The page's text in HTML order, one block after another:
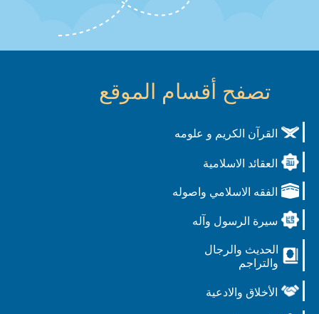
تصفح أقسام الموقع
القرآن الكريم و علومه
العقائد الاسلامية
الفقه الاسلامي واصوله
سيرة الرسول وآله
الحديث والرجال
والتراجم
الأخلاق والادعية